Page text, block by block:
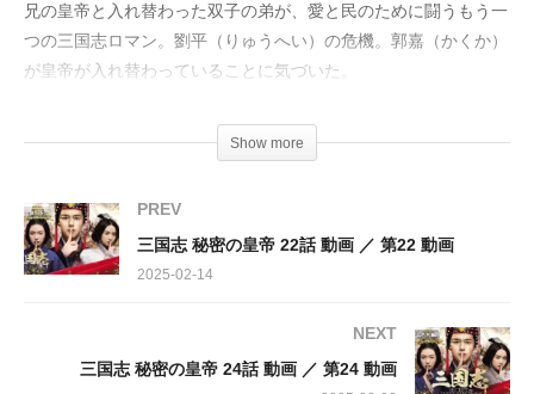
兄の皇帝と入れ替わった双子の弟が、愛と民のために闘うもう一
つの三国志ロマン。劉平（りゅうへい）の危機。郭嘉（かくか）
が皇帝が入れ替わっていることに気づいた。
郭嘉（かくか）は劉平（りゅうへい）が楊平（ようへい）であ
り、皇帝が入れ替わっていたことに気づく。劉平が会いにいく
その間に、皇后の伏寿（ふくじゅ）を廃して曹操（そうそう）の
娘、曹節（そうせつ）と婚姻する案について考えるよう告げる。
都で劉平からの知らせを受け取った司馬懿（しばい）は策を講じ
Show more
PREV
三国志 秘密の皇帝 22話 動画 ／ 第22 動画
2025-02-14
NEXT
三国志 秘密の皇帝 24話 動画 ／ 第24 動画